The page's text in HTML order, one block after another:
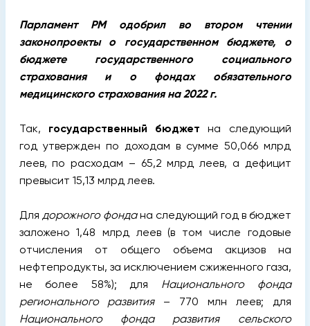
Парламент РМ одобрил во втором чтении
законопроекты о государственном бюджете, о
бюджете государственного социального
страхования и о фондах обязательного
медицинского страхования на 2022 г.
Так, государственный бюджет на следующий
год утвержден по доходам в сумме 50,066 млрд
леев, по расходам – 65,2 млрд леев, а дефицит
превысит 15,13 млрд леев.
Для дорожного фондана следующий год в бюджет
заложено 1,48 млрд леев (в том числе годовые
отчисления от общего объема акцизов на
нефтепродукты, за исключением сжиженного газа,
не более 58%); для Национального фонда
регионального развития– 770 млн леев; для
Национального фонда развития сельского